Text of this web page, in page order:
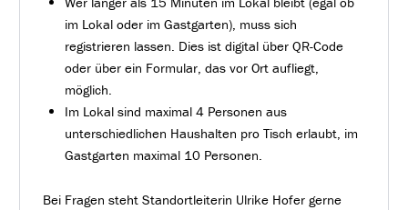
im Lokal oder im Gastgarten), muss sich
registrieren lassen. Dies ist digital über QR-Code
oder über ein Formular, das vor Ort aufliegt,
möglich.
Im Lokal sind maximal 4 Personen aus
unterschiedlichen Haushalten pro Tisch erlaubt, im
Gastgarten maximal 10 Personen.
Bei Fragen steht Standortleiterin Ulrike Hofer gerne